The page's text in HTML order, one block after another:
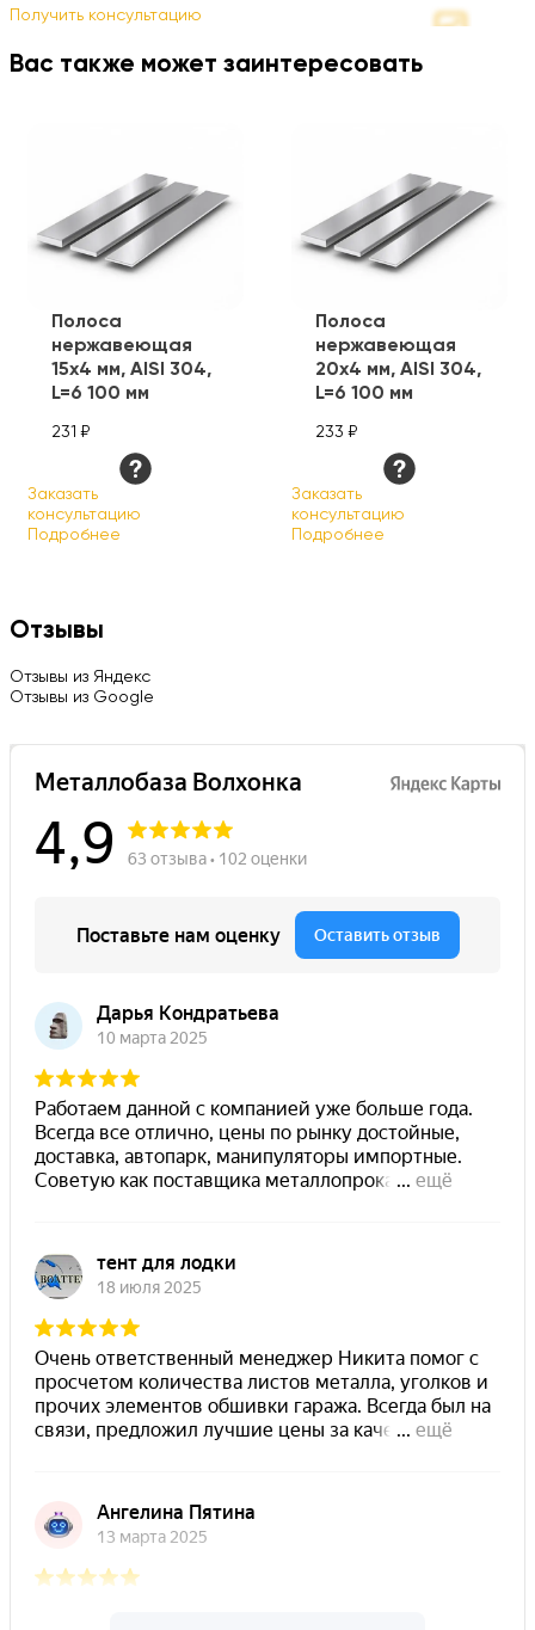
Получить консультацию
Вас также может заинтересовать
Полоса
нержавеющая
15х4 мм, AISI 304,
L=6 100 мм
231 ₽
Заказать
консультацию
Подробнее
Полоса
нержавеющая
20х4 мм, AISI 304,
L=6 100 мм
233 ₽
Заказать
консультацию
Подробнее
Отзывы
Отзывы из Яндекс
Отзывы из Google